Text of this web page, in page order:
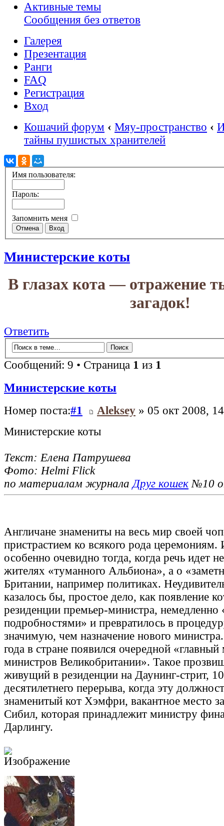
Активные темы
Сообщения без ответов
Галерея
Презентация
Ранги
FAQ
Регистрация
Вход
Кошачий форум ‹ Мяу-пространство ‹
тайны пушистых хранителей
Имя пользователя:
Пароль:
Запомнить меня
Министерские коты
В глазах кота — отражение
загадок!
Ответить
Сообщений: 9 • Страница 1 из 1
Министерские коты
Номер поста:#1 Aleksey » 05 окт 2008,
Министерские коты
Текст: Елена Патрушева
Фото: Helmi Flick
по материалам журналаДруг кошек №10
Англичане знамениты на весь мир своей
пристрастием ко всякого рода церемониям.
особенно очевидно тогда, когда речь идет
жителях «туманного Альбиона», а о
Британии, например политиках.
казалось бы, простое дело, как появление
резиденции премьер-министра, немедленно
подробностями» и превратилось в
значимую, чем назначение нового
года в стране появился очередной
министров Великобритании». Такое
живущий в резиденции на Даунинг-стрит,
десятилетнего перерыва, когда эту
знаменитый кот Хэмфри, вакантное место
Сибил, которая принадлежит министру
Дарлингу.